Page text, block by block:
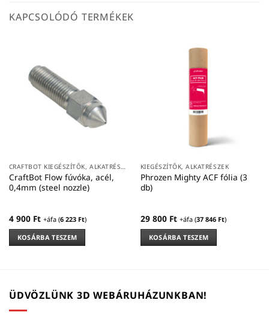
KAPCSOLÓDÓ TERMÉKEK
CRAFTBOT KIEGÉSZÍTŐK, ALKATRÉSZEK
CraftBot Flow fúvóka, acél,
0,4mm (steel nozzle)
4 900 Ft +áfa (6 223 Ft)
KOSÁRBA TESZEM
KIEGÉSZÍTŐK, ALKATRÉSZEK
Phrozen Mighty ACF fólia (3
db)
29 800 Ft +áfa (37 846 Ft)
KOSÁRBA TESZEM
ÜDVÖZLÜNK 3D WEBÁRUHÁZUNKBAN!